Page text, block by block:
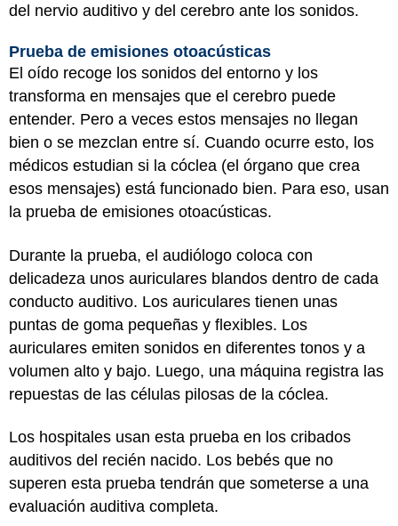
del nervio auditivo y del cerebro ante los sonidos.
Prueba de emisiones otoacústicas
El oído recoge los sonidos del entorno y los
transforma en mensajes que el cerebro puede
entender. Pero a veces estos mensajes no llegan
bien o se mezclan entre sí. Cuando ocurre esto, los
médicos estudian si la cóclea (el órgano que crea
esos mensajes) está funcionado bien. Para eso, usan
la prueba de emisiones otoacústicas.
Durante la prueba, el audiólogo coloca con
delicadeza unos auriculares blandos dentro de cada
conducto auditivo. Los auriculares tienen unas
puntas de goma pequeñas y flexibles. Los
auriculares emiten sonidos en diferentes tonos y a
volumen alto y bajo. Luego, una máquina registra las
repuestas de las células pilosas de la cóclea.
Los hospitales usan esta prueba en los cribados
auditivos del recién nacido. Los bebés que no
superen esta prueba tendrán que someterse a una
evaluación auditiva completa.